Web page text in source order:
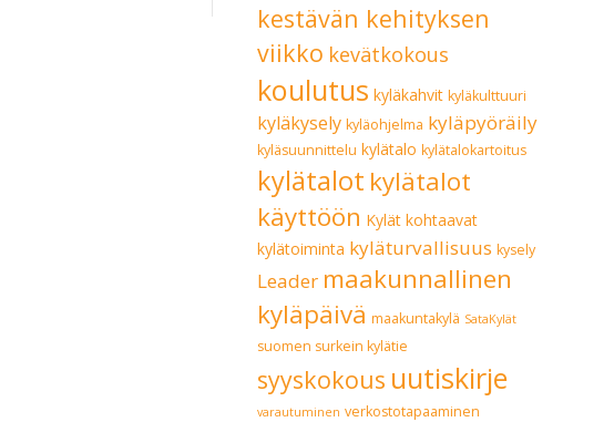
kestävän kehityksen
viikko kevätkokous
koulutus kyläkahvit kyläkulttuuri
kyläkysely kyläohjelma kyläpyöräily
kyläsuunnittelu kylätalo kylätalokartoitus
kylätalot kylätalot
käyttöön Kylät kohtaavat
kylätoiminta kyläturvallisuus kysely
Leader maakunnallinen
kyläpäivä maakuntakylä SataKylät
suomen surkein kylätie
syyskokous uutiskirje
varautuminen verkostotapaaminen